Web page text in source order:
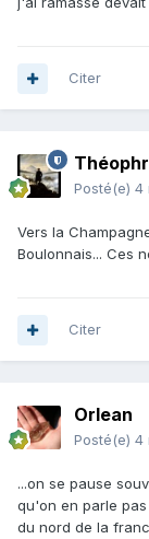
Citer
Posté(e) 4
Vers la
Boulonnais... Ces
Citer
Orlean
Posté(e) 4
...on se pause
qu'on en parle
du nord de la